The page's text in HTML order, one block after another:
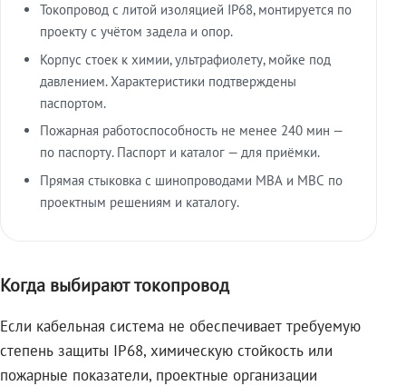
Токопровод с литой изоляцией IP68, монтируется по
проекту с учётом задела и опор.
Корпус стоек к химии, ультрафиолету, мойке под
давлением. Характеристики подтверждены
паспортом.
Пожарная работоспособность не менее 240 мин —
по паспорту. Паспорт и каталог — для приёмки.
Прямая стыковка с шинопроводами МВА и МВС по
проектным решениям и каталогу.
Когда выбирают токопровод
Если кабельная система не обеспечивает требуемую
степень защиты IP68, химическую стойкость или
пожарные показатели, проектные организации